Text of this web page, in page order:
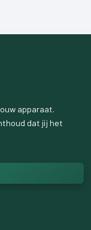
apparaat.
dat jij het